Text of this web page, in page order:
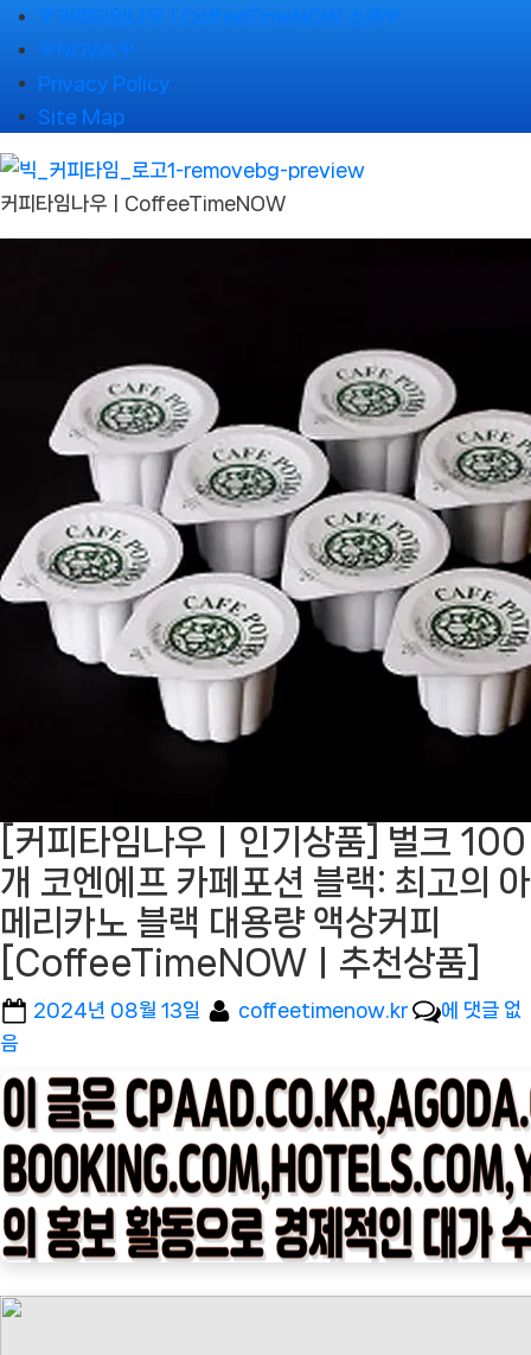
Skip
to
content
🌹커피타임나우ㅣCoffeeTimeNOW 소개🌹
🌹NOWs🌹
Privacy Policy
Site Map
커피타임나우ㅣCoffeeTimeNOW
[커피타임나우ㅣ인기상품] 벌크 100
개 코엔에프 카페포션 블랙: 최고의 아
메리카노 블랙 대용량 액상커피
[CoffeeTimeNOWㅣ추천상품]
Posted
2024년 08월 13일 By
coffeetimenow.kr
[커
타
임
나
우
ㅣ
인
에 댓글 없
음